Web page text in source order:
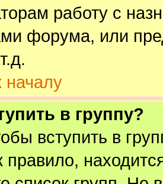
работу с
форума, или
началу
в группу?
вступить в
правило,